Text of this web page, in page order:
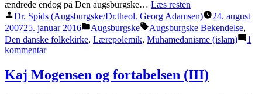
ændrede endog på Den augsburgske… Læs resten
Posted
by
Dr. Spids (Augsburgske/Dr.theol. Georg Adamsen)
24. august
200725. januar 2016
Posted
in
Augsburgske Tags:
Augsburgske Bekendelse,
Den danske folkekirke, Lærepolemik, Muhamedanisme (islam)
1
kommentartil
fordømmelser
Kaj Mogensen og fortabelsen (III)